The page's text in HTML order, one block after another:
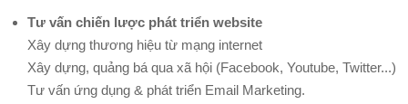
Tư vấn chiến lược phát triển website
Xây dựng thương hiệu từ mạng internet
Xây dựng, quảng bá qua xã hội (Facebook, Youtube, Twitter...)
Tư vấn ứng dụng & phát triển Email Marketing.